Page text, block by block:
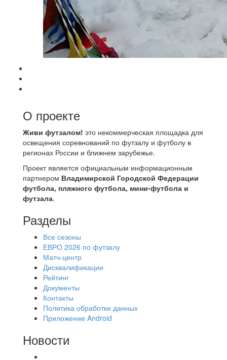
О проекте
Живи футзалом! это некоммерческая площадка для
освещения соревнований по футзалу и футболу в
регионах России и ближнем зарубежье.
Проект является официальным информационным
партнером Владимирской Городской Федерации
футбола, пляжного футбола, мини-футбола и
футзала.
Разделы
Все сезоны
ЕВРО 2026 по футзалу
Матч-центр
Дисквалификации
Рейтинг
Документы
Контакты
Политика обработки данных
Приложение Android
Новости